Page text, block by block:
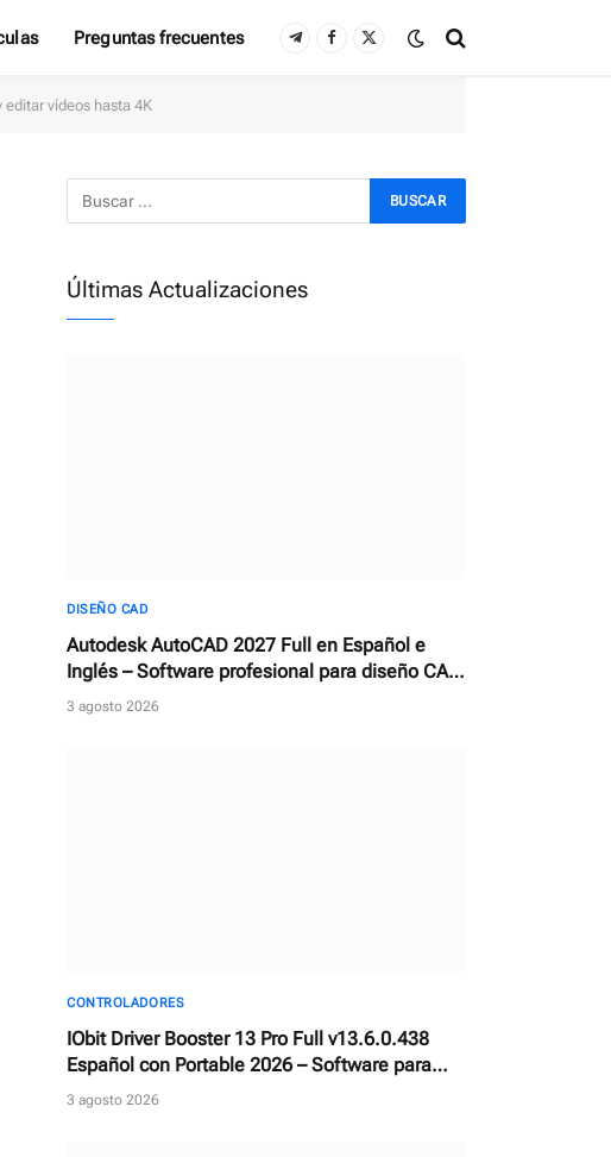
Preguntas frecuentes TelegramFacebook
X
vídeos hasta 4K
Últimas Actualizaciones
DISEÑO CAD
Autodesk AutoCAD 2027 Full en Español e
Inglés – Software profesional para diseño CAD
en 2D y 3D
3 agosto 2026
CONTROLADORES
IObit Driver Booster 13 Pro Full v13.6.0.438
Español con Portable 2026 – Software para
descargar, reparar y actualizar controladores
3 agosto 2026